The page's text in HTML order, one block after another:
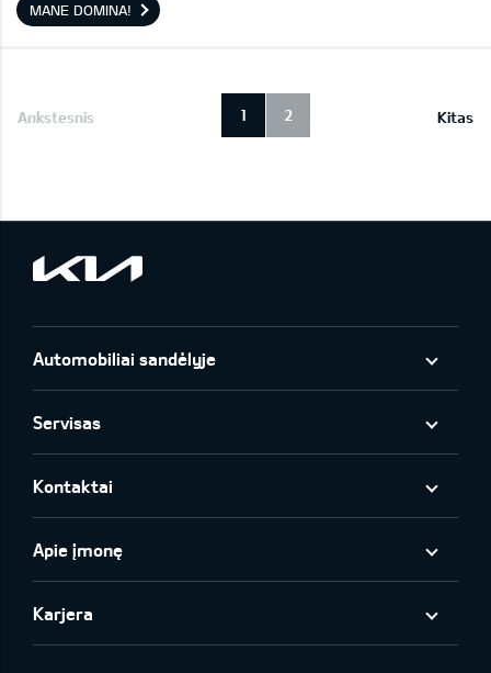
MANE DOMINA!
Ankstesnis Kitas
1 2
Automobiliai sandėlyje
Servisas
Kontaktai
Apie įmonę
Karjera